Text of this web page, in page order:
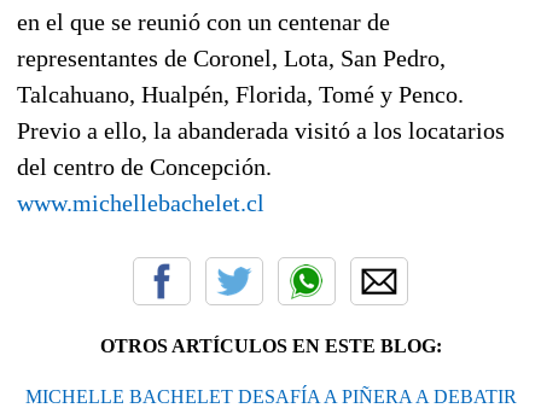
en el que se reunió con un centenar de
representantes de Coronel, Lota, San Pedro,
Talcahuano, Hualpén, Florida, Tomé y Penco.
Previo a ello, la abanderada visitó a los locatarios
del centro de Concepción.
www.michellebachelet.cl
OTROS ARTÍCULOS EN ESTE BLOG:
MICHELLE BACHELET DESAFÍA A PIÑERA A DEBATIR